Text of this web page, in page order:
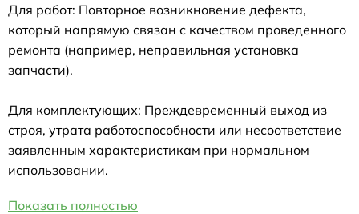
Для работ: Повторное возникновение дефекта,
который напрямую связан с качеством проведенного
ремонта (например, неправильная установка
запчасти).
Для комплектующих: Преждевременный выход из
строя, утрата работоспособности или несоответствие
заявленным характеристикам при нормальном
использовании.
Показать полностью